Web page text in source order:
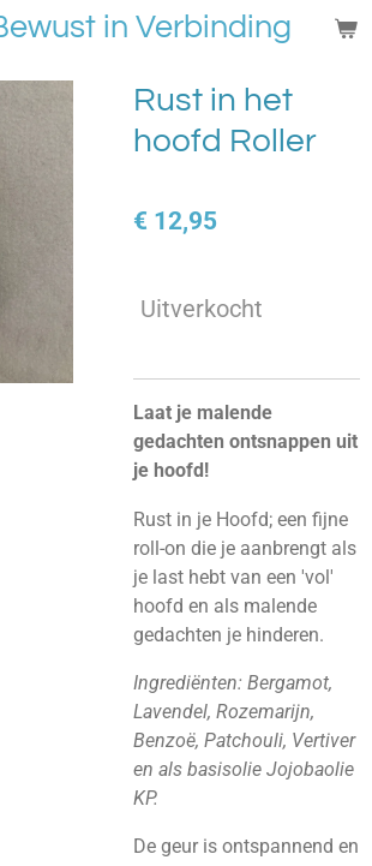
in Verbinding
Rust in het
hoofd Roller
€ 12,95
Uitverkocht
Laat je malende
gedachten ontsnappen uit
je hoofd!
Rust in je Hoofd; een fijne
roll-on die je aanbrengt als
je last hebt van een 'vol'
hoofd en als malende
gedachten je hinderen.
Ingrediënten: Bergamot,
Lavendel, Rozemarijn,
Benzoë, Patchouli, Vertiver
en als basisolie Jojobaolie
KP.
De geur is ontspannend en